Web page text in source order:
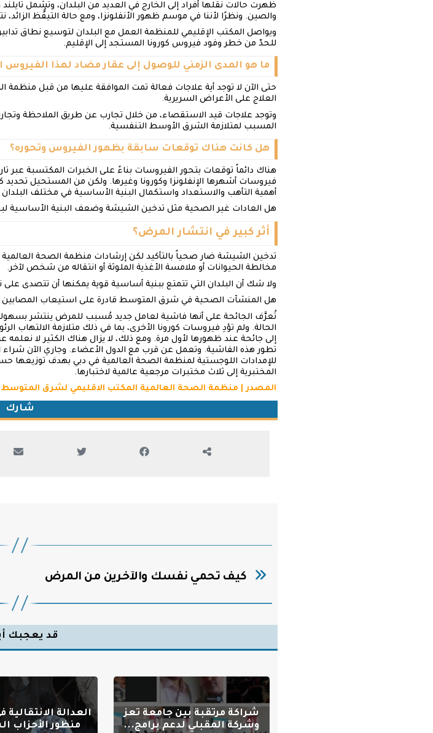
ظهرت حالات نقلها أفراد إلى الخارج في العديد من البلدان، وتشمل تايلند
والصين. ونظرًا لأننا في موسم ظهور الأنفلونزا، ومع حالة التيقُّظ
ويواصل المكتب الإقليمي للمنظمة العمل مع البلدان لتوسيع نطاق
للحدّ من خطر وفود فيروس كورونا المستجد إلى الإقليم.
ما هو المدى الزمني للوصول إلى عقار مضاد لهذا
حتى الآن لا توجد أية علاجات فعالة تمت الموافقة عليها من قبل منظمة
العلاج على الأعراض السريرية.
وتوجد علاجات قيد الاستقصاء، من خلال تجارب عن طريق الملاحظة
المسبب لمتلازمة الشرق الأوسط التنفسية.
هل كانت هناك توقعات سابقة بظهور الفيروس وتحوره؟
هناك دائماً توقعات بتحور الفيروسات بناءً على الخبرات المكتسبة عبر
فيروسات أشهرها الإنفلونزا وكورونا وغيرها. ولكن من المستحيل تحديد
أهمية التأهب والاستعداد واستكمال البنية الأساسية في مختلف
هل العادات غير الصحية مثل تدخين الشيشة وضعف البنية الأساسية
أثر كبير في انتشار المرض؟
تدخين الشيشة ضار صحياً بالتأكيد لكن إرشادات منظمة الصحة
مخالطة الحيوانات أو ملامسة الأغذية الملوثة أو انتقاله من شخص لآخر.
ولا شك أن البلدان التي تتمتع ببنية أساسية قوية يمكنها أن تتصدى
هل المنشآت الصحية في شرق المتوسط قادرة على استيعاب المصابين
تُعرَّف الجائحة على أنها فاشية لعامل جديد مُسبب للمرض ينتشر
الحالة. ولم تؤدِ فيروسات كورونا الأخرى، بما في ذلك متلازمة الالتهاب
إلى جائحة عند ظهورها لأول مرة. ومع ذلك، لا يزال هناك الكثير لا
تطور هذه الفاشية. وتعمل عن قرب مع الدول الأعضاء. وجاري الآن شراء
للإمدادات اللوجستية لمنظمة الصحة العالمية في دبي بهدف توزيعها
المختبرية إلى ثلاث مختبرات مرجعية عالمية لاختبارها.
المصدر | منظمة الصحة العالمية المكتب الاقليمي لشرق المتوسط
شارك
كيف تحمي نفسك والآخرين من المرض
قد يعجبك
شراكة مرتقبة بين جامعة تعز
وشركة المقبلي لدعم برامج...
العدالة
منظور الأحزاب